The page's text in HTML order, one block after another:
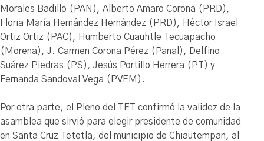
Morales Badillo (PAN), Alberto Amaro Corona (PRD),
Floria María Hernández Hernández (PRD), Héctor Israel
Ortiz Ortiz (PAC), Humberto Cuauhtle Tecuapacho
(Morena), J. Carmen Corona Pérez (Panal), Delfino
Suárez Piedras (PS), Jesús Portillo Herrera (PT) y
Fernanda Sandoval Vega (PVEM).
Por otra parte, el Pleno del TET confirmó la validez de la
asamblea que sirvió para elegir presidente de comunidad
en Santa Cruz Tetetla, del municipio de Chiautempan, al